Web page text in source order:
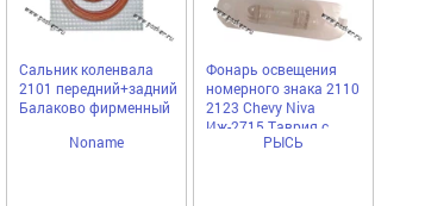
Сальник коленвала
2101 передний+задний
Балаково фирменный
Noname
Фонарь освещения
номерного знака 2110
2123 Chevy Niva
Иж-2715 Таврия с
лампой 18.3717 Рысь
РЫСЬ